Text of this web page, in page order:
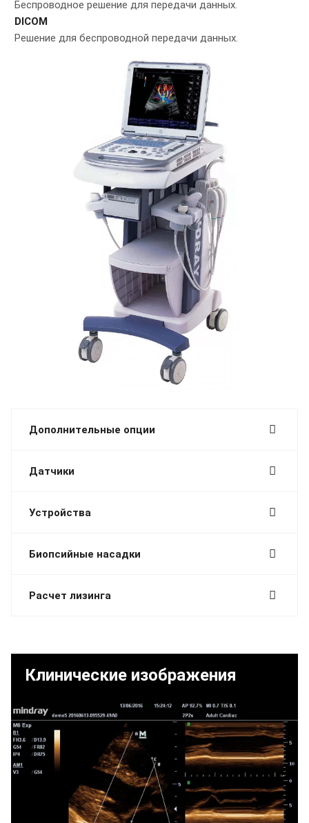
Беспроводное решение для передачи данных.
DICOM
Решение для беспроводной передачи данных.
Дополнительные опции
Датчики
Устройства
Биопсийные насадки
Расчет лизинга
Клинические изображения